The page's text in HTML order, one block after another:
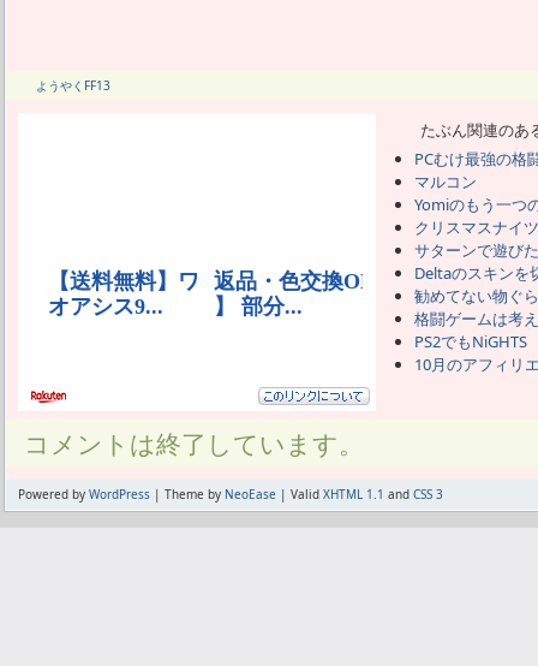
ようやくFF13
たぶん関連のあ
PCむけ最強の格
マルコン
Yomiのもう一つ
クリスマスナイツ
サターンで遊び
Deltaのスキンを
勧めてない物ぐ
格闘ゲームは考
PS2でもNiGHTS
10月のアフィリ
コメントは終了しています。
Powered by WordPress | Theme by NeoEase | Valid XHTML 1.1 and CSS 3